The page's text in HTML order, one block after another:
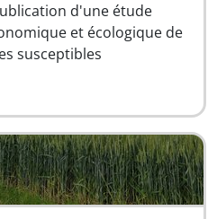
d'une étude
et écologique de
susceptibles